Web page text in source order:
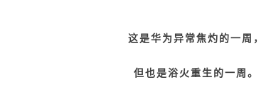
这是华为异常焦灼的一周，
但也是浴火重生的一周。